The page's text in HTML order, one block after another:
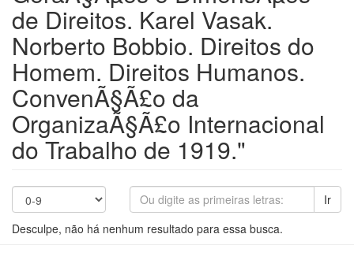
de Direitos. Karel Vasak.
Norberto Bobbio. Direitos do
Homem. Direitos Humanos.
ConvenÃ§Ã£o da
OrganizaÃ§Ã£o Internacional
do Trabalho de 1919."
Ir
Desculpe, não há nenhum resultado para essa busca.